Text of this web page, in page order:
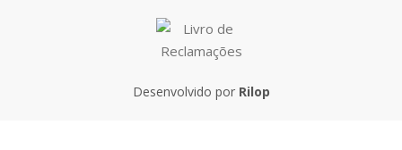
Desenvolvido por Rilop